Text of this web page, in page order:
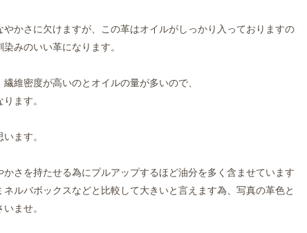
かさに欠けますが、この革はオイルがしっかり入っておりますの
みのいい革になります。
維密度が高いのとオイルの量が多いので、
ます。
ます。
さを持たせる為にプルアップするほど油分を多く含ませています
ルバボックスなどと比較して大きいと言えます為、写真の革色と
ませ。